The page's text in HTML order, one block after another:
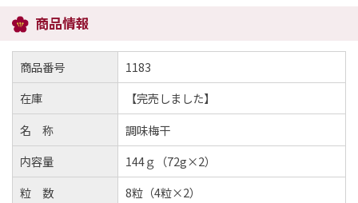
商品番号 1183
在庫
【完売しました】
名 称
調味梅干
内容量
144ｇ（72g×2）
粒 数
8粒（4粒×2）
商品情報